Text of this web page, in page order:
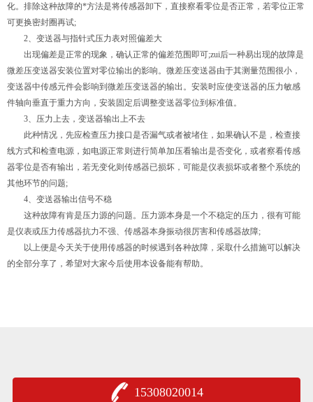
化。排除这种故障的*方法是将传感器卸下，直接察看零位是否正常，若零位正常
可更换密封圈再试;
2、变送器与指针式压力表对照偏差大
出现偏差是正常的现象，确认正常的偏差范围即可;zui后一种易出现的故障是
微差压变送器安装位置对零位输出的影响。微差压变送器由于其测量范围很小，
变送器中传感元件会影响到微差压变送器的输出。安装时应使变送器的压力敏感
件轴向垂直于重力方向，安装固定后调整变送器零位到标准值。
3、压力上去，变送器输出上不去
此种情况，先应检查压力接口是否漏气或者被堵住，如果确认不是，检查接
线方式和检查电源，如电源正常则进行简单加压看输出是否变化，或者察看传感
器零位是否有输出，若无变化则传感器已损坏，可能是仪表损坏或者整个系统的
其他环节的问题;
4、变送器输出信号不稳
这种故障有肯是压力源的问题。压力源本身是一个不稳定的压力，很有可能
是仪表或压力传感器抗力不强、传感器本身振动很厉害和传感器故障;
以上便是今天关于使用传感器的时候遇到各种故障，采取什么措施可以解决
的全部分享了，希望对大家今后使用本设备能有帮助。
15308020014